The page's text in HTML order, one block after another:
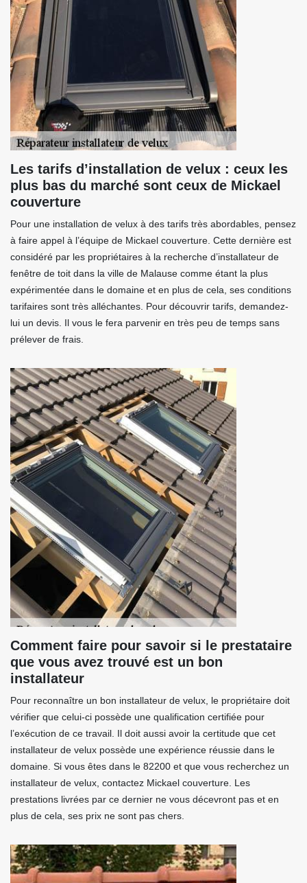
Les tarifs d’installation de velux : ceux les
plus bas du marché sont ceux de Mickael
couverture
Pour une installation de velux à des tarifs très abordables, pensez
à faire appel à l’équipe de Mickael couverture. Cette dernière est
considéré par les propriétaires à la recherche d’installateur de
fenêtre de toit dans la ville de Malause comme étant la plus
expérimentée dans le domaine et en plus de cela, ses conditions
tarifaires sont très alléchantes. Pour découvrir tarifs, demandez-
lui un devis. Il vous le fera parvenir en très peu de temps sans
prélever de frais.
Comment faire pour savoir si le prestataire
que vous avez trouvé est un bon
installateur
Pour reconnaître un bon installateur de velux, le propriétaire doit
vérifier que celui-ci possède une qualification certifiée pour
l’exécution de ce travail. Il doit aussi avoir la certitude que cet
installateur de velux possède une expérience réussie dans le
domaine. Si vous êtes dans le 82200 et que vous recherchez un
installateur de velux, contactez Mickael couverture. Les
prestations livrées par ce dernier ne vous décevront pas et en
plus de cela, ses prix ne sont pas chers.